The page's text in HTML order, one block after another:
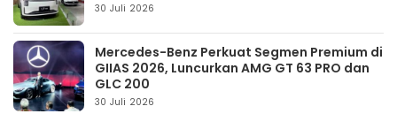
30 Juli 2026
Mercedes-Benz Perkuat Segmen Premium di
GIIAS 2026, Luncurkan AMG GT 63 PRO dan
GLC 200
30 Juli 2026